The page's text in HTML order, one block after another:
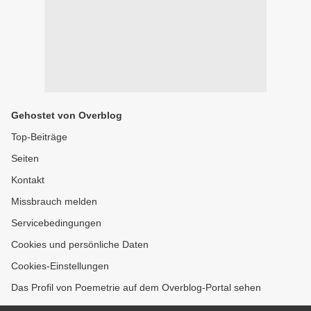
Gehostet von Overblog
Top-Beiträge
Seiten
Kontakt
Missbrauch melden
Servicebedingungen
Cookies und persönliche Daten
Cookies-Einstellungen
Das Profil von Poemetrie auf dem Overblog-Portal sehen